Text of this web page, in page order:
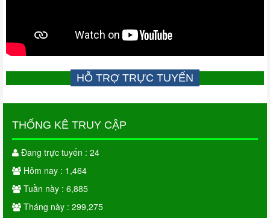
HỖ TRỢ TRỰC TUYẾN
THỐNG KÊ TRUY CẬP
Đang trực tuyến : 24
Hôm nay : 1,464
Tuần này : 6,885
Tháng này : 299,275